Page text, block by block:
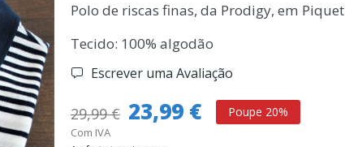
Polo de riscas finas, da Prodigy, em Piquet
Tecido: 100% algodão
Escrever uma Avaliação
29,99 € 23,99 € Poupe 20%
Com IVA